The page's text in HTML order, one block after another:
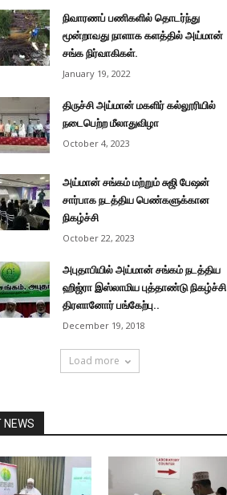
நிவாரணப் பணிகளில் தொடர்ந்து
மூன்றாவது நாளாக களத்தில் அய்மான்
சங்க நிர்வாகிகள்.
January 19, 2022
திருச்சி அய்மான் மகளிர் கல்லூரியில்
நடைபெற்ற மீலாதுவிழா
October 4, 2023
அய்மான் சங்கம் மற்றும் சுஜி பேஷன்
சார்பாக நடத்திய பெண்களுக்கான
நிகழ்ச்சி
October 22, 2023
அபுதாபியில் அய்மான் சங்கம் நடத்திய
ஹிஜ்ரா இஸ்லாமிய புத்தாண்டு நிகழ்ச்சி
திரளானோர் பங்கேற்பு..
December 19, 2018
Load more
NEWS